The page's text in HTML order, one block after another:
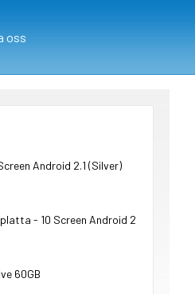
oss
Android 2.1 (Silver)
- 10 Screen Android 2.2 (Silver)
60GB